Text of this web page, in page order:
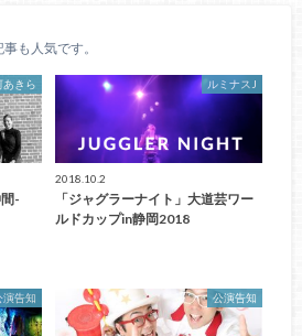
も人気です。
あきら
-
ルミナスJ
2018.10.2
「ジャグラーナイト」大道芸ワー
ルドカップin静岡2018
演告知 公演告知